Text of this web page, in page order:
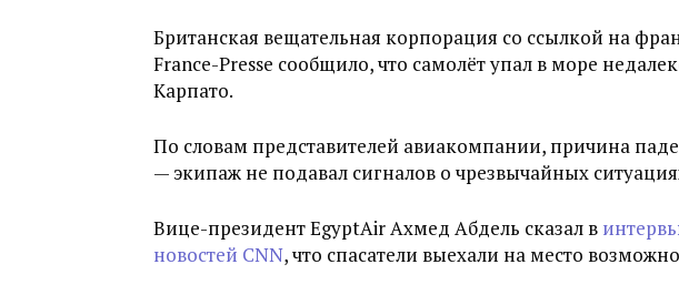
Британская вещательная корпорация со ссылкой на
France-Presse сообщило, что самолёт упал в море
Карпато.
По словам представителей авиакомпании, причина
— экипаж не подавал сигналов о чрезвычайных
Вице-президент EgyptAir Ахмед Абдель сказал в
новостей CNN, что спасатели выехали на место